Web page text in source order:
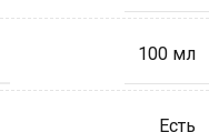
100 мл
Есть